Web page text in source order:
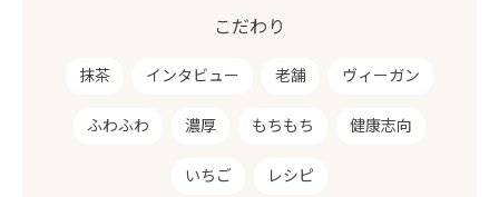
こだわり
抹茶 インタビュー 老舗 ヴィーガン
ふわふわ 濃厚 もちもち 健康志向
いちご レシピ